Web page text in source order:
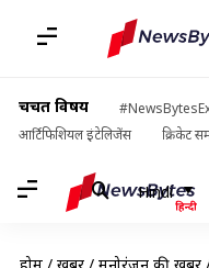
चर्चित विषय
आर्टिफिशियल इंटेलिजेंस
क्रिकेट
Hindi